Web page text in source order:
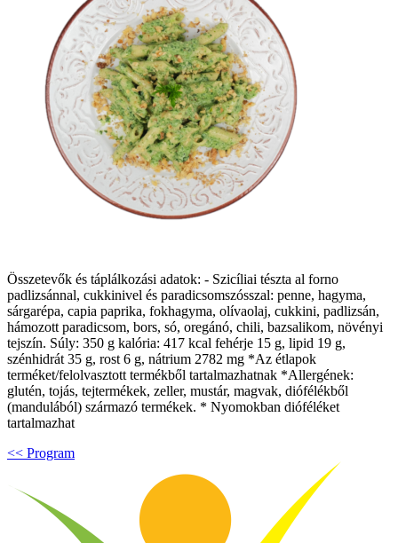
Összetevők és táplálkozási adatok: - Szicíliai tészta al forno
padlizsánnal, cukkinivel és paradicsomszósszal: penne, hagyma,
sárgarépa, capia paprika, fokhagyma, olívaolaj, cukkini, padlizsán,
hámozott paradicsom, bors, só, oregánó, chili, bazsalikom, növényi
tejszín. Súly: 350 g kalória: 417 kcal fehérje 15 g, lipid 19 g,
szénhidrát 35 g, rost 6 g, nátrium 2782 mg *Az étlapok
terméket/felolvasztott termékből tartalmazhatnak *Allergének:
glutén, tojás, tejtermékek, zeller, mustár, magvak, diófélékből
(mandulából) származó termékek. * Nyomokban dióféléket
tartalmazhat
<< Program